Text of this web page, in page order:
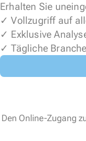
Erhalten Sie
✓ Vollzugriff auf
✓ Exklusive
✓ Tägliche
Den Online-Zugang